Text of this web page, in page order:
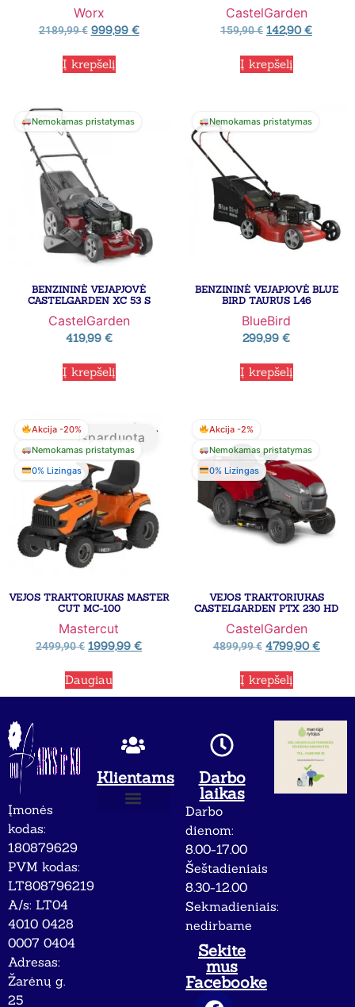
Worx
2189,99€ 999,99 €
Į krepšelį
CastelGarden
159,90€ 142,90€
Į krepšelį
Nemokamas pristatymas
BENZININĖ VEJAPJOVĖ
CASTELGARDEN XC 53 S
CastelGarden
419,99 €
Į krepšelį
Nemokamas pristatymas
BENZININĖ VEJAPJOVĖ BLUE
BIRD TAURUS L46
BlueBird
299,99 €
Į krepšelį
Akcija -20%
Nemokamas pristatymas
0% Lizingas
Išparduota
VEJOS TRAKTORIUKAS MASTER
CUT MC-100
Mastercut
2499,90€ 1999,99 €
Daugiau
Akcija -2%
Nemokamas pristatymas
0% Lizingas
VEJOS TRAKTORIUKAS
CASTELGARDEN PTX 230 HD
CastelGarden
4899,99€ 4799,90€
Į krepšelį
Įmonės
kodas:
180879629
PVM kodas:
LT808796219
A/s: LT04
4010 0428
0007 0404
Adresas:
Žarėnų g.
25
Klientams
Darbo
laikas
Darbo
dienom:
8.00-17.00
Šeštadieniais
8.30-12.00
Sekmadieniais:
nedirbame
Sekite
mus
Facebooke